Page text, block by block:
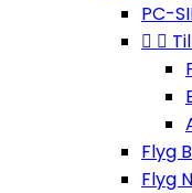
PC-
 
Flyg
Flyg